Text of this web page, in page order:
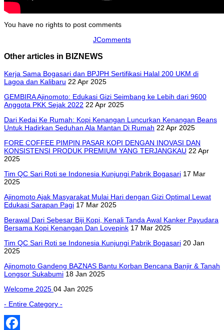
You have no rights to post comments
JComments
Other articles in BIZNEWS
Kerja Sama Bogasari dan BPJPH Sertifikasi Halal 200 UKM di
Lagoa dan Kalibaru 22 Apr 2025
GEMBIRA Ajinomoto: Edukasi Gizi Seimbang ke Lebih dari 9600
Anggota PKK Sejak 2022 22 Apr 2025
Dari Kedai Ke Rumah: Kopi Kenangan Luncurkan Kenangan Beans
Untuk Hadirkan Seduhan Ala Mantan Di Rumah 22 Apr 2025
FORE COFFEE PIMPIN PASAR KOPI DENGAN INOVASI DAN
KONSISTENSI PRODUK PREMIUM YANG TERJANGKAU 22 Apr
2025
Tim QC Sari Roti se Indonesia Kunjungi Pabrik Bogasari 17 Mar
2025
Ajinomoto Ajak Masyarakat Mulai Hari dengan Gizi Optimal Lewat
Edukasi Sarapan Pagi 17 Mar 2025
Berawal Dari Sebesar Biji Kopi, Kenali Tanda Awal Kanker Payudara
Bersama Kopi Kenangan Dan Lovepink 17 Mar 2025
Tim QC Sari Roti se Indonesia Kunjungi Pabrik Bogasari 20 Jan
2025
Ajinomoto Gandeng BAZNAS Bantu Korban Bencana Banjir & Tanah
Longsor Sukabumi 18 Jan 2025
Welcome 2025 04 Jan 2025
- Entire Category -